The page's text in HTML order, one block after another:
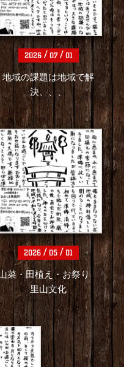
地域の課題は地域で解
決、、、
2026/ 05/01
山菜・田植え・お祭り
里山文化